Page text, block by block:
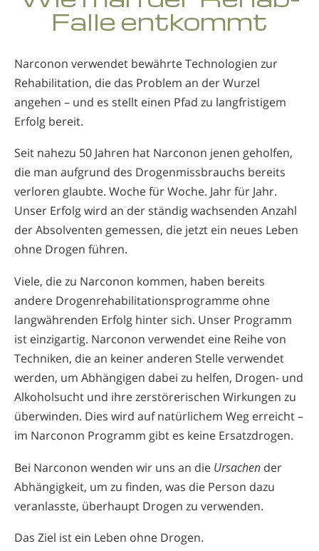
Norwegisch
Portugiesisch
Russisch
Schwedisch
Chinesisch
Nepali
Ukrainisch
Kroatisch
Türkisch
Falle entkommt
Narconon verwendet bewährte Technologien zur
Rehabilitation, die das Problem an der Wurzel
angehen – und es stellt einen Pfad zu langfristigem
Erfolg bereit.
Seit nahezu 50 Jahren hat Narconon jenen geholfen,
die man aufgrund des Drogenmissbrauchs bereits
verloren glaubte. Woche für Woche. Jahr für Jahr.
Unser Erfolg wird an der ständig wachsenden Anzahl
der Absolventen gemessen, die jetzt ein neues Leben
ohne Drogen führen.
Viele, die zu Narconon kommen, haben bereits
andere Drogenrehabilitationsprogramme ohne
langwährenden Erfolg hinter sich. Unser Programm
ist einzigartig. Narconon verwendet eine Reihe von
Techniken, die an keiner anderen Stelle verwendet
werden, um Abhängigen dabei zu helfen, Drogen- und
Alkoholsucht und ihre zerstörerischen Wirkungen zu
überwinden. Dies wird auf natürlichem Weg erreicht –
im Narconon Programm gibt es keine Ersatzdrogen.
Bei Narconon wenden wir uns an die Ursachen der
Abhängigkeit, um zu finden, was die Person dazu
veranlasste, überhaupt Drogen zu verwenden.
Das Ziel ist ein Leben ohne Drogen.